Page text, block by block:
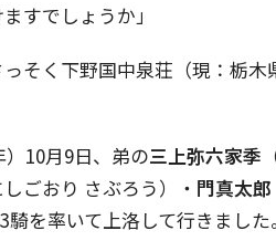
すでしょうか」
そく下野国中泉荘（現：栃木
10月9日、弟の三上弥六家季
しごおり さぶろう）・ 門真太郎
騎を率いて上洛して行きました。